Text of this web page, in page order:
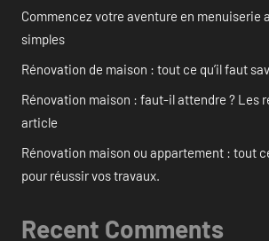
Commencez votre aventure en menuiserie
simples
Rénovation de maison : tout ce qu’il faut
Rénovation maison : faut-il attendre ? Les
article
Rénovation maison ou appartement : tout
pour réussir vos travaux.
Recent Comments